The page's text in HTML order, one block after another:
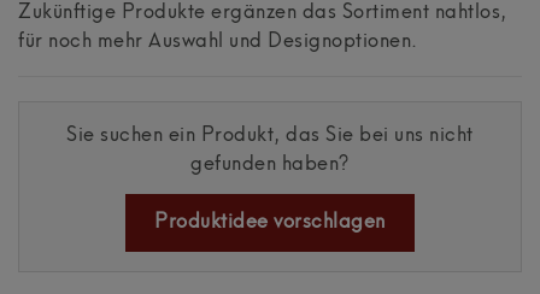
Zukünftige Produkte ergänzen das Sortiment nahtlos,
für noch mehr Auswahl und Designoptionen.
Sie suchen ein Produkt, das Sie bei uns nicht
gefunden haben?
Produktidee vorschlagen